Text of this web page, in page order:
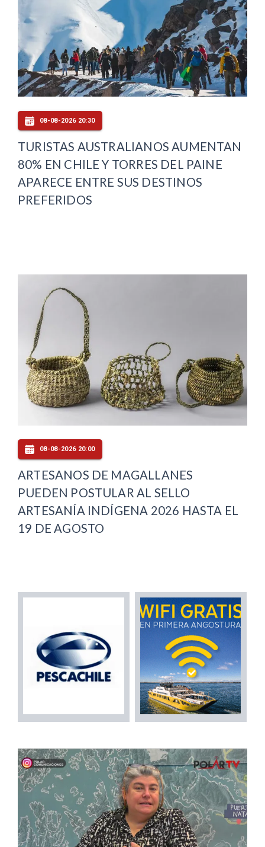
08-08-2026 20:30
TURISTAS AUSTRALIANOS AUMENTAN
80% EN CHILE Y TORRES DEL PAINE
APARECE ENTRE SUS DESTINOS
PREFERIDOS
08-08-2026 20:00
ARTESANOS DE MAGALLANES
PUEDEN POSTULAR AL SELLO
ARTESANÍA INDÍGENA 2026 HASTA EL
19 DE AGOSTO